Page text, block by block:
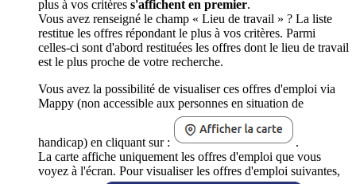
plus à vos critères s'affichent en premier.
Vous avez renseigné le champ « Lieu de travail » ? La liste
restitue les offres répondant le plus à vos critères. Parmi
celles-ci sont d'abord restituées les offres dont le lieu de travail
est le plus proche de votre recherche.
Vous avez la possibilité de visualiser ces offres d'emploi via
Mappy (non accessible aux personnes en situation de
handicap) en cliquant sur :
.
La carte affiche uniquement les offres d'emploi que vous
voyez à l'écran. Pour visualiser les offres d'emploi suivantes,